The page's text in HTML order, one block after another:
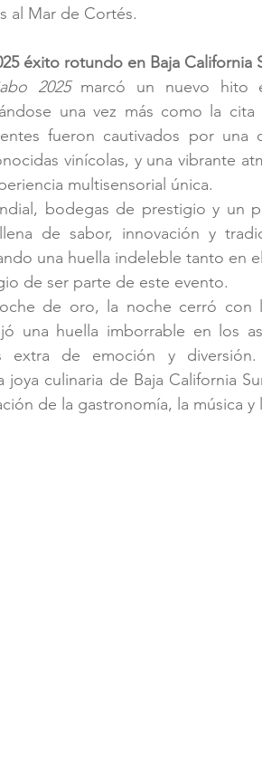
al Mar de Cortés.
éxito rotundo en Baja California
2025 marcó un nuevo hito
una vez más como la
fueron cautivados por una
vinícolas, y una vibrante
multisensorial única.
bodegas de prestigio y un
de sabor, innovación y
una huella indeleble tanto en
de ser parte de este evento.
de oro, la noche cerró con
una huella imborrable en los
extra de emoción y
joya culinaria de Baja California
de la gastronomía, la música